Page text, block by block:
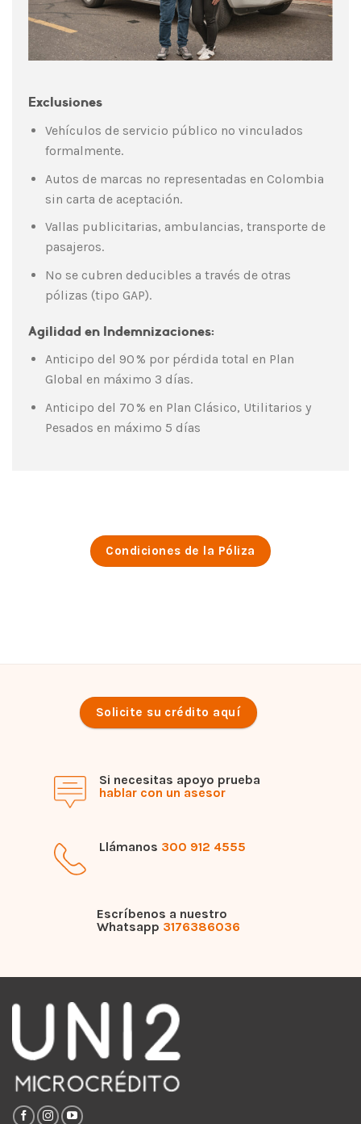
Exclusiones
Vehículos de servicio público no vinculados
formalmente.
Autos de marcas no representadas en Colombia
sin carta de aceptación.
Vallas publicitarias, ambulancias, transporte de
pasajeros.
No se cubren deducibles a través de otras
pólizas (tipo GAP).
Agilidad en Indemnizaciones:
Anticipo del 90 % por pérdida total en Plan
Global en máximo 3 días.
Anticipo del 70 % en Plan Clásico, Utilitarios y
Pesados en máximo 5 días
Condiciones de la Póliza
Solicite su crédito aquí
Si necesitas apoyo prueba
hablar con un asesor
Llámanos 300 912 4555
Escríbenos a nuestro
Whatsapp 3176386036